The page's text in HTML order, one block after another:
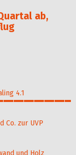
ab,
4.1
Co. zur UVP
und Holz